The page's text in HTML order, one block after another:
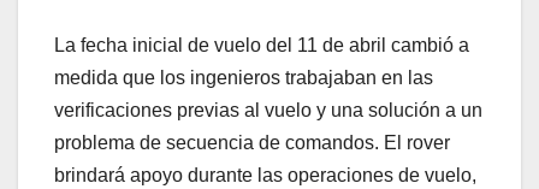
La fecha inicial de vuelo del 11 de abril cambió a
medida que los ingenieros trabajaban en las
verificaciones previas al vuelo y una solución a un
problema de secuencia de comandos. El rover
brindará apoyo durante las operaciones de vuelo,